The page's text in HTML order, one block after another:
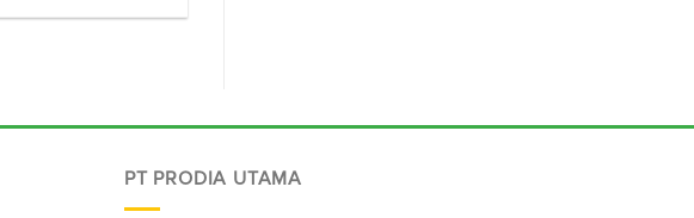
PT PRODIA UTAMA